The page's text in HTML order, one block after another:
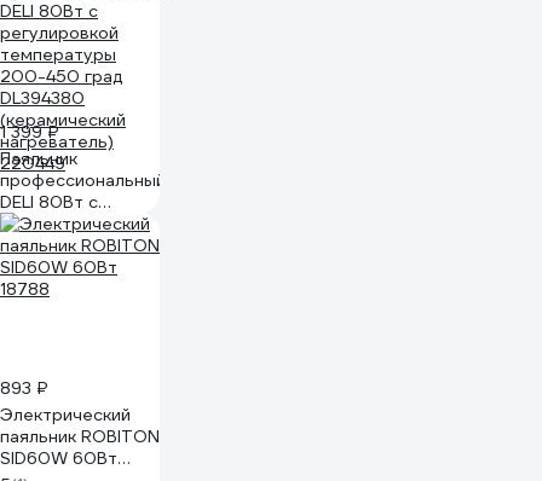
1 399 ₽
Паяльник
профессиональный
DELI 80Вт с
регулировкой
температуры
200-450 град
DL394380
893 ₽
Электрический
паяльник ROBITON
SID60W 60Вт